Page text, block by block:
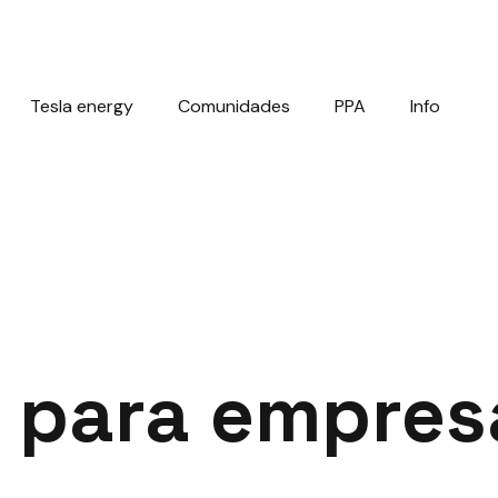
Tesla energy Comunidades PPA Info